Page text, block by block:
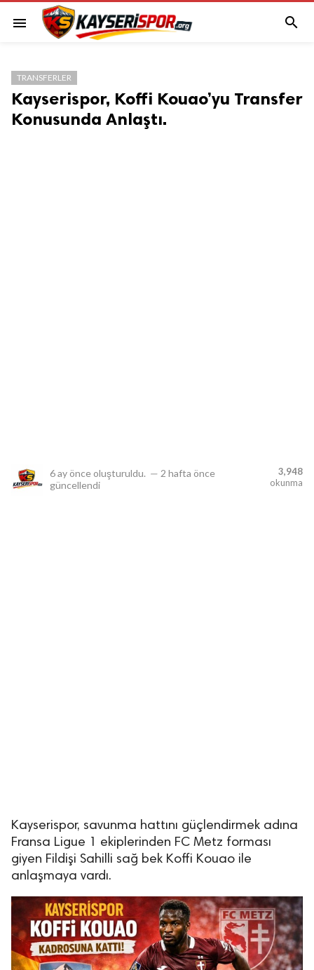
menu 
TRANSFERLER
Kayserispor, Koffi Kouao’yu Transfer
Konusunda Anlaştı.
6 ay önce oluşturuldu. — 2 hafta önce
güncellendi
3,948
okunma
Kayserispor, savunma hattını güçlendirmek adına
Fransa Ligue 1 ekiplerinden FC Metz forması
giyen Fildişi Sahilli sağ bek Koffi Kouao ile
anlaşmaya vardı.